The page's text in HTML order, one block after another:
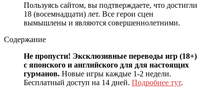
Пользуясь сайтом, вы подтверждаете, что достигли
18 (восемнадцати) лет. Все герои сцен
вымышлены и являются совершеннолетними.
Содержание
Не пропусти! Эксклюзивные переводы игр (18+)
с японского и английского для для настоящих
гурманов. Новые игры каждые 1-2 недели.
Бесплатный доступ на 14 дней. Подробнее тут.